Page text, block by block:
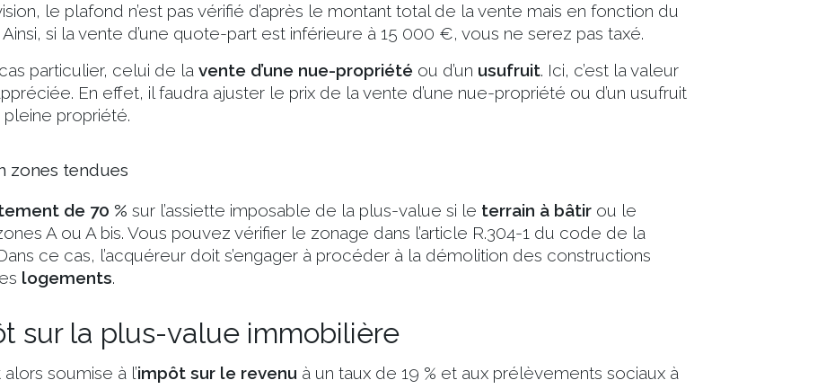
le plafond n’est pas vérifié d’après le montant total de la vente mais en fonction du
si la vente d’une quote-part est inférieure à 15 000 €, vous ne serez pas taxé.
particulier, celui de la vente d’une nue-propriété ou d’un usufruit. Ici, c’est la valeur
En effet, il faudra ajuster le prix de la vente d’une nue-propriété ou d’un usufruit
propriété.
zones tendues
de 70 % sur l’assiette imposable de la plus-value si le terrain à bâtir ou le
A ou A bis. Vous pouvez vérifier le zonage dans l’article R.304-1 du code de la
ce cas, l’acquéreur doit s’engager à procéder à la démolition des constructions
logements.
sur la plus-value immobilière
alors soumise à l’impôt sur le revenu à un taux de 19 % et aux prélèvements sociaux à